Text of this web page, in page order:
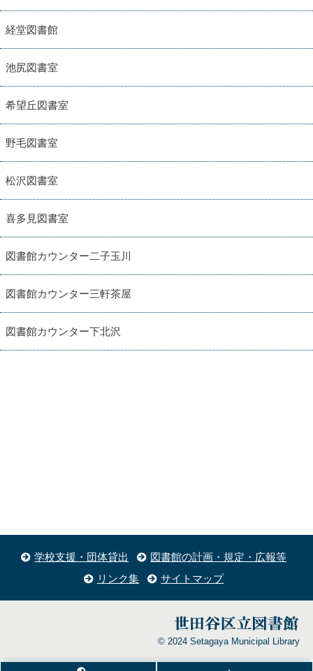
経堂図書館
池尻図書室
希望丘図書室
野毛図書室
松沢図書室
喜多見図書室
図書館カウンター二子玉川
図書館カウンター三軒茶屋
図書館カウンター下北沢
学校支援・団体貸出
図書館の計画・規定・広報等
リンク集
サイトマップ
© 2024 Setagaya Municipal Library